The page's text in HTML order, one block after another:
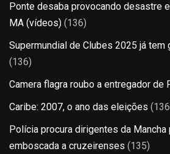
Ponte desaba provocando desastre
MA (vídeos) (136)
Supermundial de Clubes 2025 já
(136)
Camera flagra roubo a entregador de
Caribe: 2007, o ano das eleições
Polícia procura dirigentes da
emboscada a cruzeirenses (135)